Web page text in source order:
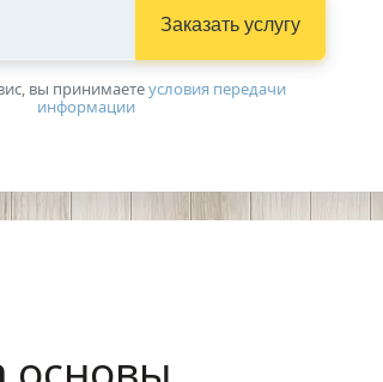
Заказать услугу
вы принимаетeусловия передачи
информации